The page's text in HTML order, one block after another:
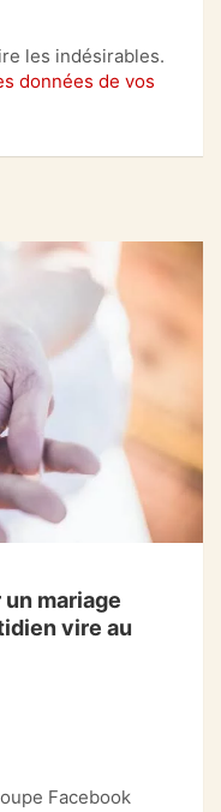
les indésirables.
données de vos
mariage
vire au
Facebook